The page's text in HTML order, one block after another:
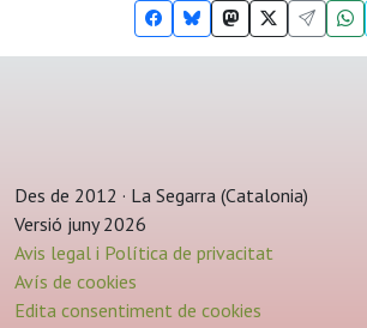
Des de 2012 · La Segarra (Catalonia)
Versió juny 2026
Avis legal i Política de privacitat
Avís de cookies
Edita consentiment de cookies